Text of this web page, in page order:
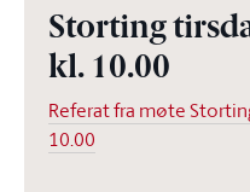
Storting
kl. 10.00
Referat fra møte
10.00